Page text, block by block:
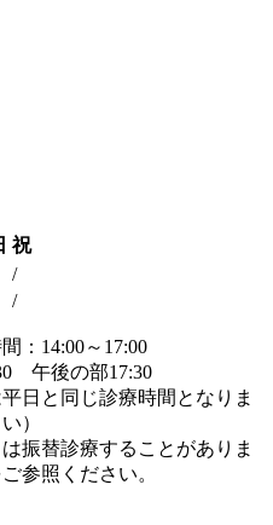
祝
/
/
：14:00～17:00
午後の部17:30
日と同じ診療時間となりま
）
振替診療することがありま
参照ください。